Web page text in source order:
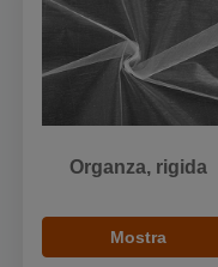
Organza, rigida
Mostra